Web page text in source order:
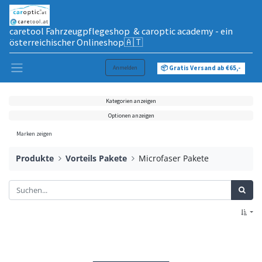
caretool Fahrzeugpflegeshop & caroptic academy - ein
österreichischer Onlineshop🇦🇹
Anmelden 📦 Gratis Versand ab €65,-
Kategorien anzeigen
Optionen anzeigen
Marken zeigen
Produkte Vorteils Pakete Microfaser Pakete